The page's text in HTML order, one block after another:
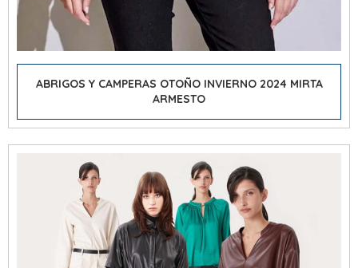
ABRIGOS Y CAMPERAS OTOÑO INVIERNO 2024 MIRTA
ARMESTO